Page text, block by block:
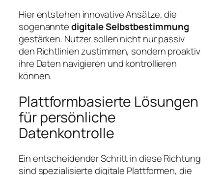
Hier entstehen innovative Ansätze, die
sogenanntedigitale Selbstbestimmung
gestärken. Nutzer sollen nicht nur passiv
den Richtlinien zustimmen, sondern proaktiv
ihre Daten navigieren und kontrollieren
können.
Plattformbasierte Lösungen
für persönliche
Datenkontrolle
Ein entscheidender Schritt in diese Richtung
sind spezialisierte digitale Plattformen, die